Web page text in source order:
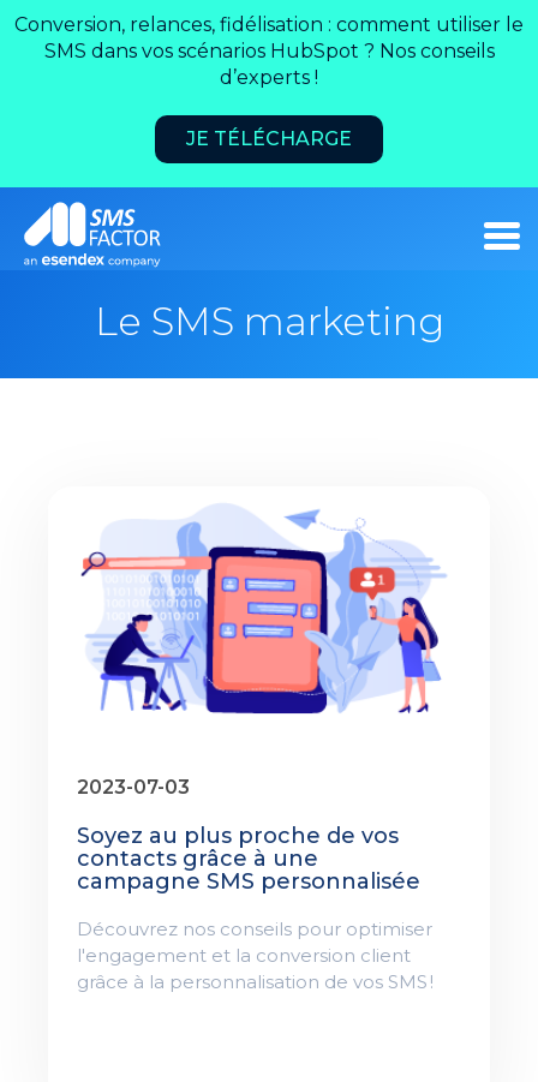
Conversion, relances, fidélisation : comment utiliser le
SMS dans vos scénarios HubSpot ? Nos conseils
d’experts !
JE TÉLÉCHARGE
Le SMS marketing
2023-07-03
Soyez au plus proche de vos
contacts grâce à une
campagne SMS personnalisée
Découvrez nos conseils pour optimiser
l'engagement et la conversion client
grâce à la personnalisation de vos SMS !